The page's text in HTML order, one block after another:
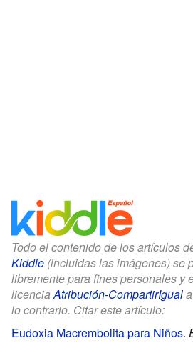
Todo el contenido de los artículos
Kiddle (incluidas las imágenes) se
libremente para fines personales y
licenciaAtribución-CompartirIgual
lo contrario. Citar este artículo:
Eudoxia Macrembolita para Niños.